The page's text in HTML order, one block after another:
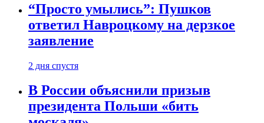
“Просто умылись”: Пушков
ответил Навроцкому на дерзкое
заявление
2 дня спустя
В России объяснили призыв
президента Польши «бить